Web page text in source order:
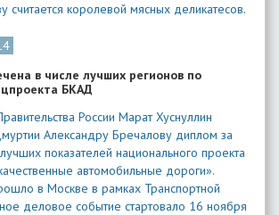
считается королевой мясных деликатесов.
в числе лучших регионов по
БКАД
России Марат Хуснуллин
Александру Бречалову диплом за
показателей национального проекта
автомобильные дороги».
в Москве в рамках Транспортной
деловое событие стартовало 16 ноября